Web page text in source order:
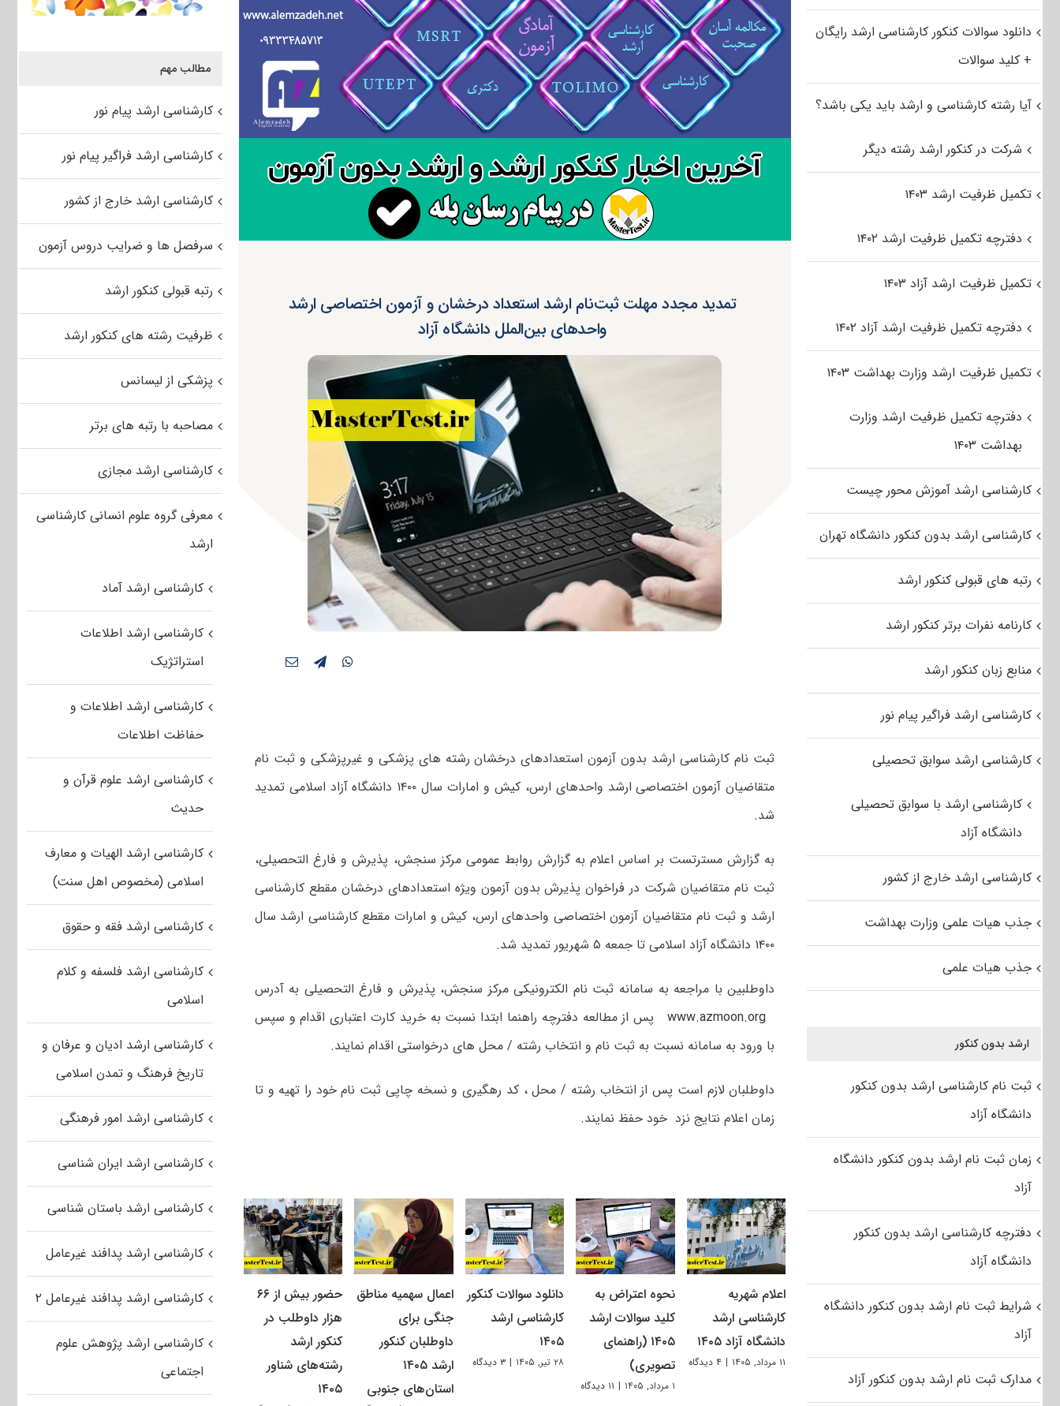
تمدید مجدد مهلت ثبت‌نام ارشد استعداد درخشان و آزمون اختصاصی ارشد
واحدهای بین‌الملل دانشگاه آزاد
ثبت نام کارشناسی ارشد بدون آزمون استعدادهای درخشان رشته های پزشکی و غیرپزشکی و ثبت نام
متقاضیان آزمون اختصاصی ارشد واحدهای ارس، کیش و امارات سال ۱۴۰۰ دانشگاه آزاد اسلامی تمدید
شد.
به گزارش مسترتست بر اساس اعلام به گزارش روابط عمومی مرکز سنجش، پذیرش و فارغ التحصیلی،
ثبت نام متقاضیان شرکت در فراخوان پذیرش بدون آزمون ویژه استعدادهای درخشان مقطع کارشناسی
ارشد و ثبت نام متقاضیان آزمون اختصاصی واحدهای ارس، کیش و امارات مقطع کارشناسی ارشد سال
۱۴۰۰ دانشگاه آزاد اسلامی تا جمعه ۵ شهریور تمدید شد.
داوطلبین با مراجعه به سامانه ثبت نام الکترونیکی مرکز سنجش، پذیرش و فارغ التحصیلی به آدرس
www.azmoon.org پس از مطالعه دفترچه راهنما ابتدا نسبت به خرید کارت اعتباری اقدام و سپس
با ورود به سامانه نسبت به ثبت نام و انتخاب رشته / محل های درخواستی اقدام نمایند.
داوطلبان لازم است پس از انتخاب رشته / محل ، کد رهگیری و نسخه چاپی ثبت نام خود را تهیه و تا
زمان اعلام نتایج نزد خود حفظ نمایند.
اعلام شهریه
کارشناسی ارشد
دانشگاه آزاد ۱۴۰۵
۱۱ مرداد, ۱۴۰۵ | ۴ دیدگاه
نحوه اعتراض به
کلید سوالات ارشد
۱۴۰۵ (راهنمای
تصویری)
۱ مرداد, ۱۴۰۵ | ۱۱ دیدگاه
دانلود سوالات کنکور
کارشناسی ارشد
۱۴۰۵
۲۸ تیر, ۱۴۰۵ | ۳ دیدگاه
اعمال سهمیه مناطق
جنگی برای
داوطلبان کنکور
ارشد ۱۴۰۵
استان‌های جنوبی
حضور بیش از ۶۶
هزار داوطلب در
کنکور ارشد
رشته‌های شناور
۱۴۰۵
مطالب مهم
کارشناسی ارشد پیام نور
کارشناسی ارشد فراگیر پیام نور
کارشناسی ارشد خارج از کشور
سرفصل ها و ضرایب دروس آزمون
رتبه قبولی کنکور ارشد
ظرفیت رشته های کنکور ارشد
پزشکی از لیسانس
مصاحبه با رتبه های برتر
کارشناسی ارشد مجازی
معرفی گروه علوم انسانی کارشناسی
ارشد
کارشناسی ارشد آماد
کارشناسی ارشد اطلاعات
استراتژیک
کارشناسی ارشد اطلاعات و
حفاظت اطلاعات
کارشناسی ارشد علوم قرآن و
حدیث
کارشناسی ارشد الهیات و معارف
اسلامی (مخصوص اهل سنت)
کارشناسی ارشد فقه و حقوق
کارشناسی ارشد فلسفه و کلام
اسلامی
کارشناسی ارشد ادیان و عرفان و
تاریخ فرهنگ و تمدن اسلامی
کارشناسی ارشد امور فرهنگی
کارشناسی ارشد ایران شناسی
کارشناسی ارشد باستان شناسی
کارشناسی ارشد پدافند غیرعامل
کارشناسی ارشد پدافند غیرعامل ۲
کارشناسی ارشد پژوهش علوم
اجتماعی
دانلود سوالات کنکور کارشناسی ارشد رایگان
+ کلید سوالات
آیا رشته کارشناسی و ارشد باید یکی باشد؟
شرکت در کنکور ارشد رشته دیگر
تکمیل ظرفیت ارشد ۱۴۰۳
دفترچه تکمیل ظرفیت ارشد ۱۴۰۲
تکمیل ظرفیت ارشد آزاد ۱۴۰۳
دفترچه تکمیل ظرفیت ارشد آزاد ۱۴۰۲
تکمیل ظرفیت ارشد وزارت بهداشت ۱۴۰۳
دفترچه تکمیل ظرفیت ارشد وزارت
بهداشت ۱۴۰۳
کارشناسی ارشد آموزش محور چیست
کارشناسی ارشد بدون کنکور دانشگاه تهران
رتبه های قبولی کنکور ارشد
کارنامه نفرات برتر کنکور ارشد
منابع زبان کنکور ارشد
کارشناسی ارشد فراگیر پیام نور
کارشناسی ارشد سوابق تحصیلی
کارشناسی ارشد با سوابق تحصیلی
دانشگاه آزاد
کارشناسی ارشد خارج از کشور
جذب هیات علمی وزارت بهداشت
جذب هیات علمی
ارشد بدون کنکور
ثبت نام کارشناسی ارشد بدون کنکور
دانشگاه آزاد
زمان ثبت نام ارشد بدون کنکور دانشگاه
آزاد
دفترچه کارشناسی ارشد بدون کنکور
دانشگاه آزاد
شرایط ثبت نام ارشد بدون کنکور دانشگاه
آزاد
مدارک ثبت نام ارشد بدون کنکور آزاد